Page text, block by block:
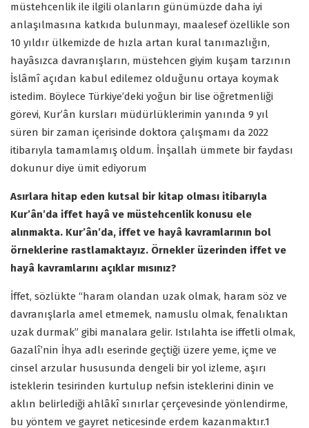
müstehcenlik ile ilgili olanların günümüzde daha iyi
anlaşılmasına katkıda bulunmayı, maalesef özellikle son
10 yıldır ülkemizde de hızla artan kural tanımazlığın,
hayâsızca davranışların, müstehcen giyim kuşam tarzının
İslâmî açıdan kabul edilemez olduğunu ortaya koymak
istedim. Böylece Türkiye’deki yoğun bir lise öğretmenliği
görevi, Kur’ân kursları müdürlüklerimin yanında 9 yıl
süren bir zaman içerisinde doktora çalışmamı da 2022
itibarıyla tamamlamış oldum. İnşallah ümmete bir faydası
dokunur diye ümit ediyorum
Asırlara hitap eden kutsal bir kitap olması itibarıyla
Kur’ân’da iffet hayâ ve müstehcenlik konusu ele
alınmakta. Kur’ân’da, iffet ve hayâ kavramlarının bol
örneklerine rastlamaktayız. Örnekler üzerinden iffet ve
hayâ kavramlarını açıklar mısınız?
İffet, sözlükte “haram olandan uzak olmak, haram söz ve
davranışlarla amel etmemek, namuslu olmak, fenalıktan
uzak durmak” gibi manalara gelir. Istılahta ise iffetli olmak,
Gazalî’nin İhya adlı eserinde geçtiği üzere yeme, içme ve
cinsel arzular hususunda dengeli bir yol izleme, aşırı
isteklerin tesirinden kurtulup nefsin isteklerini dinin ve
aklın belirlediği ahlâkî sınırlar çerçevesinde yönlendirme,
bu yöntem ve gayret neticesinde erdem kazanmaktır.1